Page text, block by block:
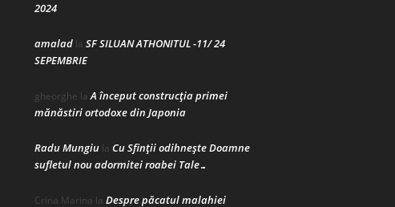
2024
amalad la SF SILUAN ATHONITUL -11/ 24
SEPEMBRIE
gheorghe laA început construcţia primei
mănăstiri ortodoxe din Japonia
Radu Mungiu la Cu Sfinții odihnește Doamne
sufletul nou adormitei roabei Tale…
Crina Marina la Despre păcatul malahiei